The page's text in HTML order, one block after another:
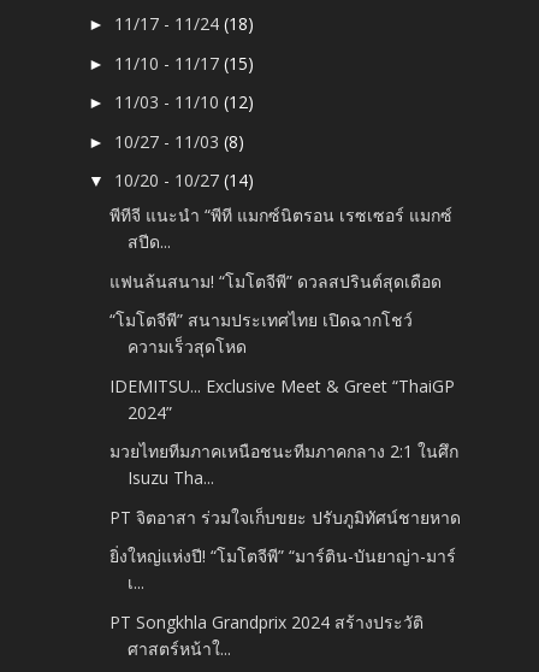
► 11/17 - 11/24(18)
► 11/10 - 11/17(15)
► 11/03 - 11/10(12)
► 10/27 - 11/03(8)
▼ 10/20 - 10/27(14)
พีทีจี แนะนำ “พีที แมกซ์นิตรอน เรซเซอร์ แมกซ์
สปีด...
แฟนล้นสนาม! “โมโตจีพี” ดวลสปรินต์สุดเดือด
“โมโตจีพี” สนามประเทศไทย เปิดฉากโชว์
ความเร็วสุดโหด
IDEMITSU... Exclusive Meet & Greet “ThaiGP
2024”
มวยไทยทีมภาคเหนือชนะทีมภาคกลาง 2:1 ในศึก
Isuzu Tha...
PT จิตอาสา ร่วมใจเก็บขยะ ปรับภูมิทัศน์ชายหาด
ยิ่งใหญ่แห่งปี! “โมโตจีพี” “มาร์ติน-บันยาญ่า-มาร์
เ...
PT Songkhla Grandprix 2024 สร้างประวัติ
ศาสตร์หน้าใ...